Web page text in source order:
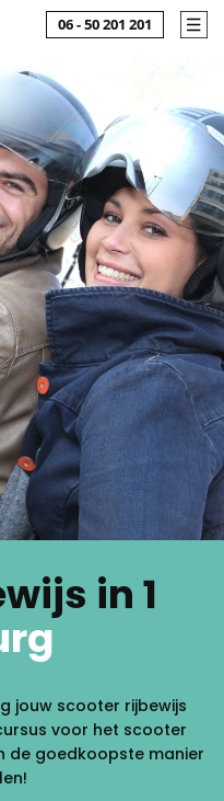
06 - 50 201 201
in 1
jouw scooter rijbewijs
voor het scooter
de goedkoopste manier